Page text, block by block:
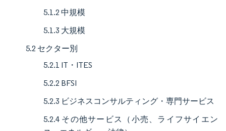
5.1.2 中規模
5.1.3 大規模
5.2 セクター別
5.2.1 IT・ITES
5.2.2 BFSI
5.2.3 ビジネスコンサルティング・専門サービス
5.2.4 その他サービス（小売、ライフサイエン